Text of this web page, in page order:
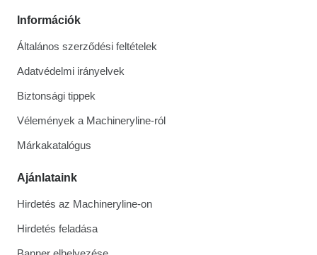
Információk
Általános szerződési feltételek
Adatvédelmi irányelvek
Biztonsági tippek
Vélemények a Machineryline-ról
Márkakatalógus
Ajánlataink
Hirdetés az Machineryline-on
Hirdetés feladása